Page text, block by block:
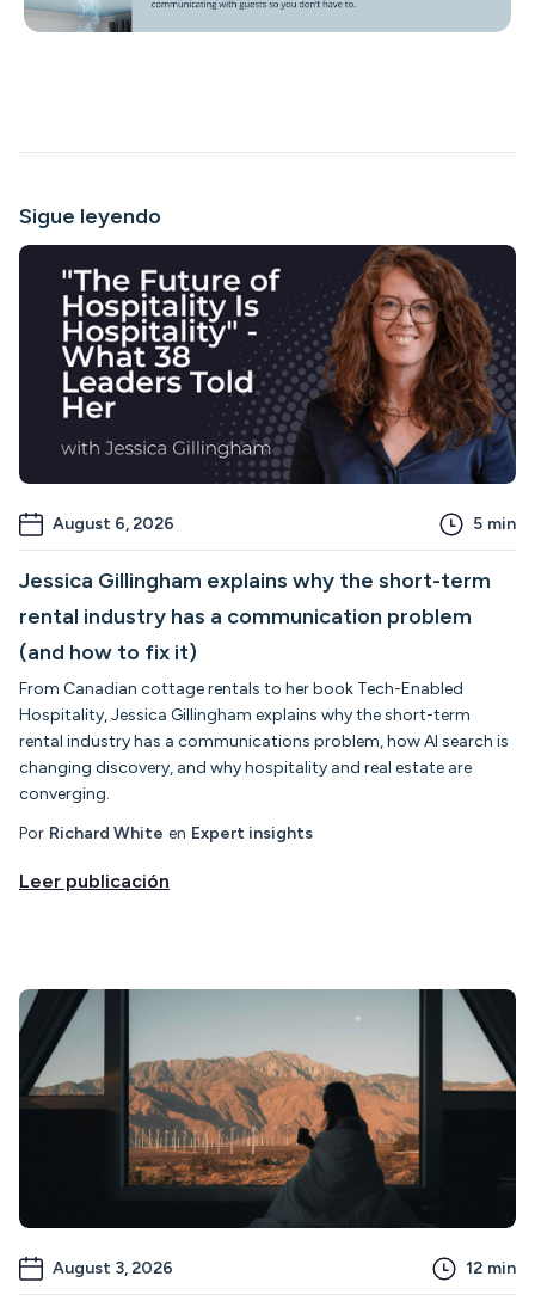
Sigue leyendo
August 6, 2026 5 min
Jessica Gillingham explains why the short-term
rental industry has a communication problem
(and how to fix it)
From Canadian cottage rentals to her book Tech-Enabled
Hospitality, Jessica Gillingham explains why the short-term
rental industry has a communications problem, how AI search is
changing discovery, and why hospitality and real estate are
converging.
Por Richard White en Expert insights
Leer publicación
August 3, 2026 12 min